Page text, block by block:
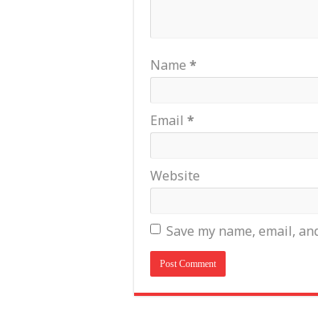
Name *
Email *
Website
Save my name, email,